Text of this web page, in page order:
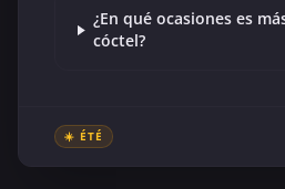
¿En qué ocasiones es
cóctel?
☀️ ÉTÉ